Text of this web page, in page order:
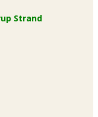
Strand